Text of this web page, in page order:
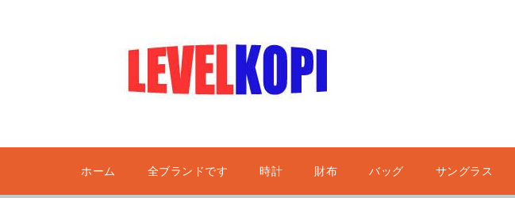
ホーム 全ブランドです 時計 財布 バッグ サングラス